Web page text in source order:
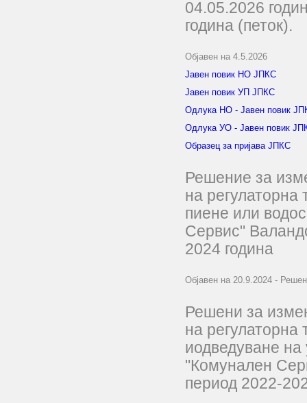
04.05.2026
година (петок).
Објавен на 4.5.2026
Јавен повик НО ЈПКС
Јавен повик УП ЈПКС
Одлука НО - Јавен повик
Одлука УО - Јавен повик
Образец за пријава ЈПКС
Решение за
на регулаторна
пиене или
Сервис"
2024 година
Објавен на 20.9.2024 -
Решени за
на
иодведуване
"Комунален
период 2022-